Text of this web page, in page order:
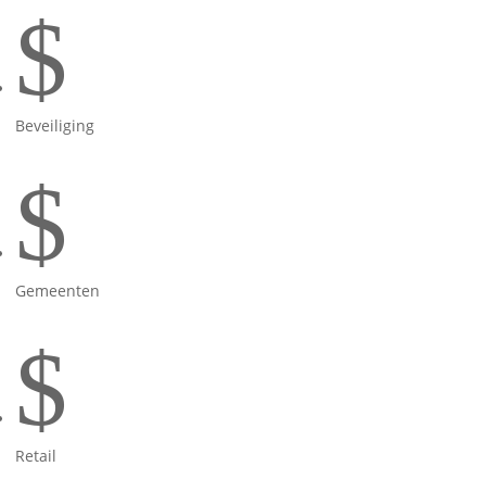
$
Beveiliging
$
Gemeenten
$
Retail